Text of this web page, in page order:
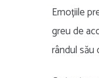
Emoțiile
greu de
rândul său